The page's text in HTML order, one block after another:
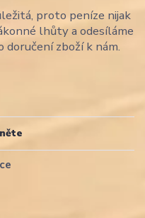
proto peníze nijak
lhůty a odesíláme
doručení zboží k nám.